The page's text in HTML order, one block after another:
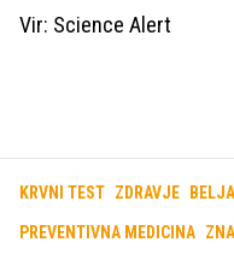
Vir: Science Alert
KRVNI TEST ZDRAVJE
PREVENTIVNA MEDICINA